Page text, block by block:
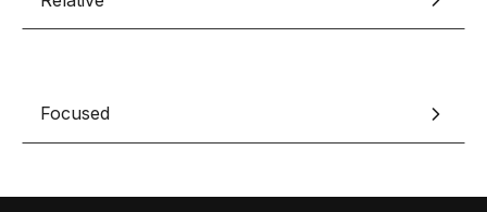
Ressources & actualités
Focused